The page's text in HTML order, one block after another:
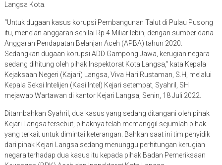
Langsa Kota.
“Untuk dugaan kasus korupsi Pembangunan Talut di Pulau Pusong
itu, menelan anggaran senilai Rp 4 Miliar lebih, dengan sumber dana
Anggaran Pendapatan Belanjan Aceh (APBA) tahun 2020.
Sedangkan dugaan korupsi ADD Gampong Jawa, kerugian negara
sedang dihitung oleh pihak Inspektorat Kota Langsa,” kata Kepala
Kejaksaan Negeri (Kajari) Langsa, Viva Hari Rustaman, S.H, melalui
Kepala Seksi Intelijen (Kasi Intel) Kejari setempat, Syahril, SH
mejawab Wartawan di kantor Kejari Langsa, Senin, 18 Juli 2022.
Ditambahkan Syahril, dua kasus yang sedang ditangani oleh pihak
Kejari Langsa tersebut, pihaknya telah memanggil sejumlah pihak
yang terkait untuk dimintai keterangan. Bahkan saat ini tim penyidik
dari pihak Kejari Langsa sedang menunggu perhitungan kerugian
negara terhadap dua kasus itu kepada pihak Badan Pemeriksaan